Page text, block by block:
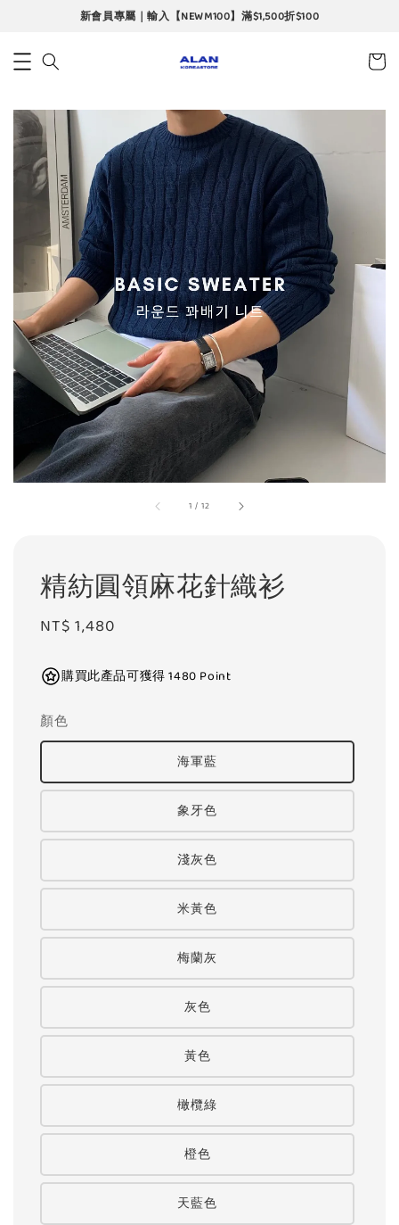
當月限定｜會員專屬折扣碼｜單筆最高再折$360
1 / 12
精紡圓領麻花針織衫
Regular
NT$ 1,480
購買此產品可獲得 1480 Point
顏色
海軍藍
象牙色
淺灰色
米黃色
梅蘭灰
灰色
黃色
橄欖綠
橙色
天藍色